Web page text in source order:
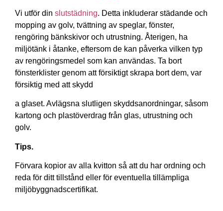
Vi utför din slutstädning. Detta inkluderar städande och
mopping av golv, tvättning av speglar, fönster,
rengöring bänkskivor och utrustning. Återigen, ha
miljötänk i åtanke, eftersom de kan påverka vilken typ
av rengöringsmedel som kan användas. Ta bort
fönsterklister genom att försiktigt skrapa bort dem, var
försiktig med att skydd
a glaset. Avlägsna slutligen skyddsanordningar, såsom
kartong och plastöverdrag från glas, utrustning och
golv.
Tips.
Förvara kopior av alla kvitton så att du har ordning och
reda för ditt tillstånd eller för eventuella tillämpliga
miljöbyggnadscertifikat.